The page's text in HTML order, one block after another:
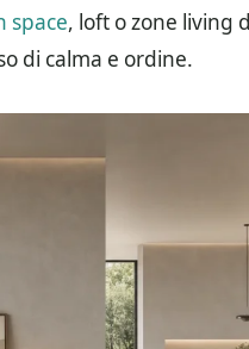
space, loft o zone living
di calma e ordine.